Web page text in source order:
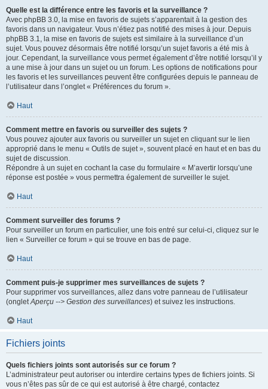
Quelle est la différence entre les favoris et la surveillance ?
Avec phpBB 3.0, la mise en favoris de sujets s’apparentait à la gestion des
favoris dans un navigateur. Vous n’étiez pas notifié des mises à jour. Depuis
phpBB 3.1, la mise en favoris de sujets est similaire à la surveillance d’un
sujet. Vous pouvez désormais être notifié lorsqu’un sujet favoris a été mis à
jour. Cependant, la surveillance vous permet également d’être notifié lorsqu’il y
a une mise à jour dans un sujet ou un forum. Les options de notifications pour
les favoris et les surveillances peuvent être configurées depuis le panneau de
l’utilisateur dans l’onglet « Préférences du forum ».
Haut
Comment mettre en favoris ou surveiller des sujets ?
Vous pouvez ajouter aux favoris ou surveiller un sujet en cliquant sur le lien
approprié dans le menu « Outils de sujet », souvent placé en haut et en bas du
sujet de discussion.
Répondre à un sujet en cochant la case du formulaire « M’avertir lorsqu’une
réponse est postée » vous permettra également de surveiller le sujet.
Haut
Comment surveiller des forums ?
Pour surveiller un forum en particulier, une fois entré sur celui-ci, cliquez sur le
lien « Surveiller ce forum » qui se trouve en bas de page.
Haut
Comment puis-je supprimer mes surveillances de sujets ?
Pour supprimer vos surveillances, allez dans votre panneau de l’utilisateur
(ongletAperçu --> Gestion des surveillances) et suivez les instructions.
Haut
Fichiers joints
Quels fichiers joints sont autorisés sur ce forum ?
L’administrateur peut autoriser ou interdire certains types de fichiers joints. Si
vous n’êtes pas sûr de ce qui est autorisé à être chargé, contactez